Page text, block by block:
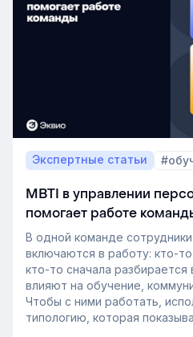
важный инструмент для
хочет зависеть от
разберёмся, как выстроить
кадрового резерва с
Экспертные статьи
MBTI в управлении
помогает работе
В одной команде
включаются в работу: кто-
кто-то сначала разбирается
влияют на обучение,
Чтобы с ними работать,
типологию, которая